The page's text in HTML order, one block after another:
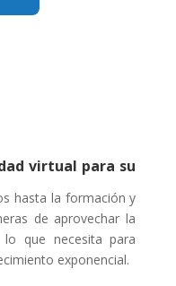
virtual para su
hasta la formación y
de aprovechar la
lo que necesita para
exponencial.